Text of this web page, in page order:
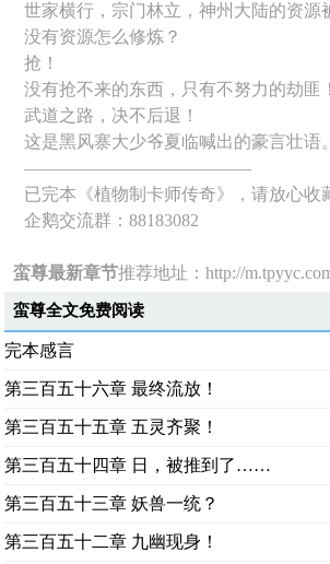
世家横行，宗门林立，神州大陆的资源
没有资源怎么修炼？
抢！
没有抢不来的东西，只有不努力的劫匪！
武道之路，决不后退！
这是黑风寨大少爷夏临喊出的豪言壮语。
—————————————
已完本《植物制卡师传奇》，请放心收
企鹅交流群：88183082
蛮尊最新章节推荐地址：http://
蛮尊全文免费阅读
完本感言
第三百五十六章 最终流放！
第三百五十五章 五灵齐聚！
第三百五十四章 日，被推到了……
第三百五十三章 妖兽一统？
第三百五十二章 九幽现身！